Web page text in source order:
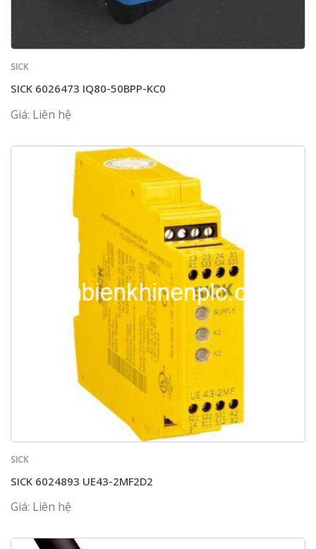
SICK
SICK 6026473 IQ80-50BPP-KC0
Giá: Liên hệ
SICK
SICK 6024893 UE43-2MF2D2
Giá: Liên hệ